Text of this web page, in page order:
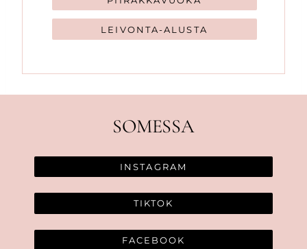
LEIVONTA-ALUSTA
SOMESSA
INSTAGRAM
TIKTOK
FACEBOOK